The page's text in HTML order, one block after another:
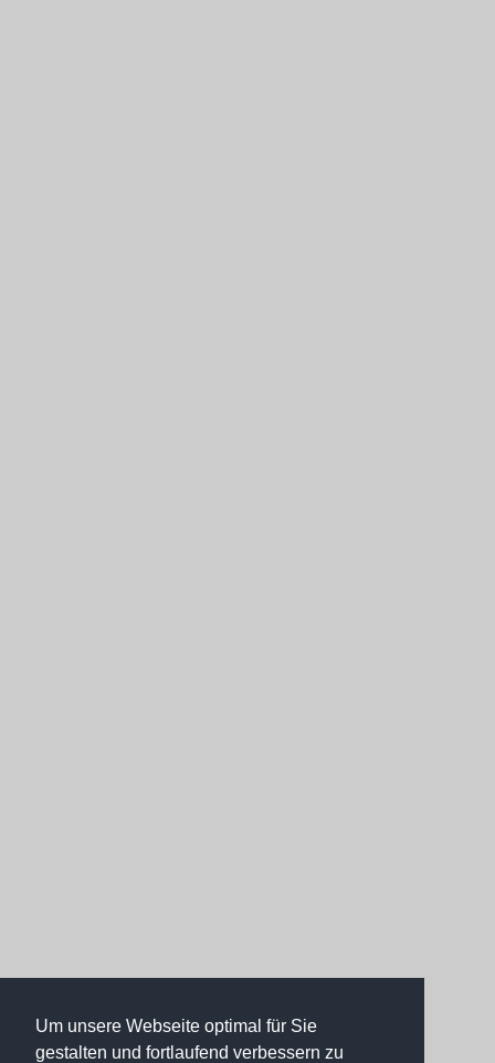
Um unsere Webseite optimal für Sie
gestalten und fortlaufend verbessern zu